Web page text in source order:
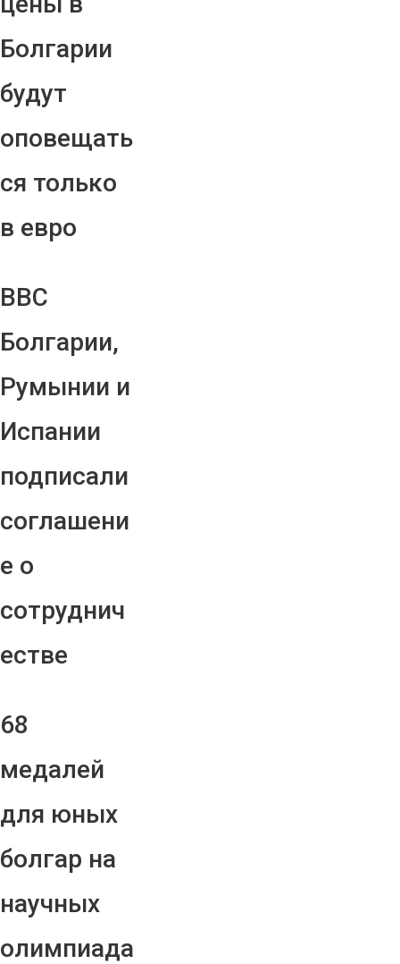
Болгарии
будут
оповещать
ся только
в евро
ВВС
Болгарии,
Румынии и
Испании
подписали
соглашени
е о
сотруднич
естве
68
медалей
для юных
болгар на
научных
олимпиада